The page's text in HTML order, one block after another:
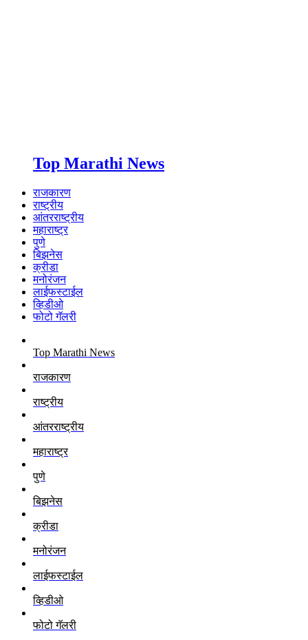
Top Marathi News
राजकारण
राष्ट्रीय
आंतरराष्ट्रीय
महाराष्ट्र
पुणे
बिझनेस
क्रीडा
मनोरंजन
लाईफस्टाईल
व्हिडीओ
फोटो गॅलरी
Top Marathi News
राजकारण
राष्ट्रीय
आंतरराष्ट्रीय
महाराष्ट्र
पुणे
बिझनेस
क्रीडा
मनोरंजन
लाईफस्टाईल
व्हिडीओ
फोटो गॅलरी